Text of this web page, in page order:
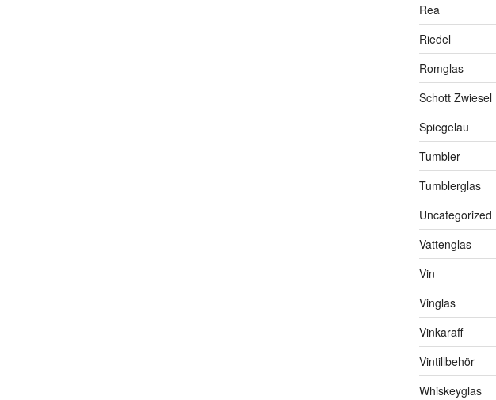
Rea
Riedel
Romglas
Schott Zwiesel
Spiegelau
Tumbler
Tumblerglas
Uncategorized
Vattenglas
Vin
Vinglas
Vinkaraff
Vintillbehör
Whiskeyglas